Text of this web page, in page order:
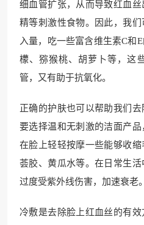
细血管扩张，从而导致红血
精等刺激性食物。因此，我
入量，吃一些富含维生素C和
檬、猕猴桃、胡萝卜等，这
管，又有助于抗氧化。
正确的护肤也可以帮助我们
要选择温和无刺激的洁面产
在脸上轻轻按摩一些能够收
荟胶、黄瓜水等。在日常生
过度受紫外线伤害，加速衰老。
冷敷是去除脸上红血丝的有